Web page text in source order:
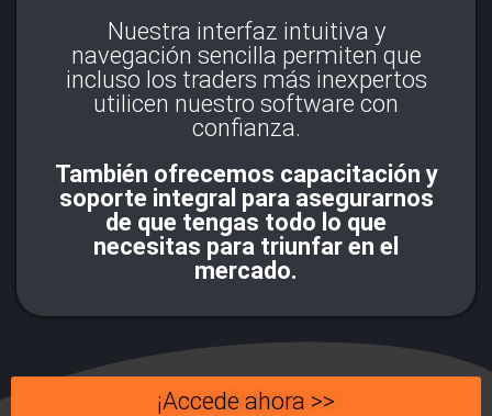
Nuestra interfaz intuitiva y
navegación sencilla permiten que
incluso los traders más inexpertos
utilicen nuestro software con
confianza.
También ofrecemos capacitación y
soporte integral para asegurarnos
de que tengas todo lo que
necesitas para triunfar en el
mercado.
¡Accede ahora >>